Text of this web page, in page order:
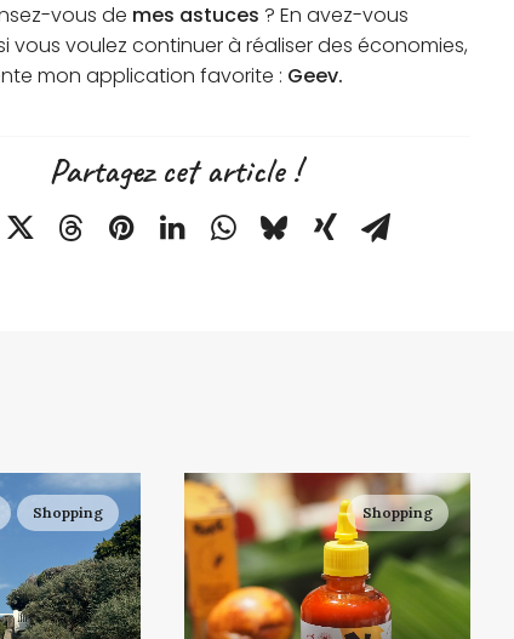
vous de mes astuces ? En avez-vous
vous voulez continuer à réaliser des économies,
mon application favorite : Geev.
Partagez cet article !
Shopping Shopping